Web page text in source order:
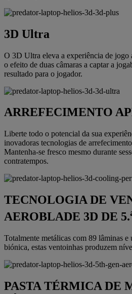
3D Ultra
O 3D Ultra eleva a experiência de
o efeito de duas câmaras a captar a
resultado para o jogador.
ARREFECIMENTO
Liberte todo o potencial da sua
inovadoras tecnologias de
Mantenha-se fresco mesmo durante
contratempos.
TECNOLOGIA DE
AEROBLADE 3D DE 5.
Totalmente metálicas com 89 lâminas
biónica, estas ventoinhas produzem
PASTA TÉRMICA DE